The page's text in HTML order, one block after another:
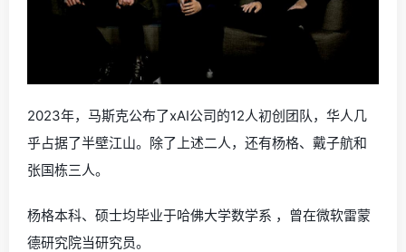
2023年，马斯克公布了xAI公司的12人初创团队，华人几
乎占据了半壁江山。除了上述二人，还有杨格、戴子航和
张国栋三人。
杨格本科、硕士均毕业于哈佛大学数学系 ，曾在微软雷蒙
德研究院当研究员。